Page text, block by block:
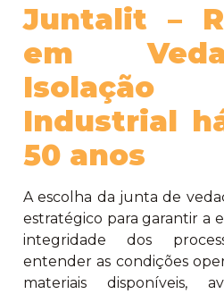
Juntalit –
em
Isolação
Industrial
50 anos
A escolha da junta de
estratégico para garantir a
integridade dos
entender as condições
materiais disponíveis,